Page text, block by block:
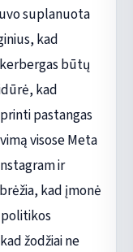
suplanuota
kad
būtų
kad
pastangas
visose Meta
ir
kad įmonė
žodžiai ne